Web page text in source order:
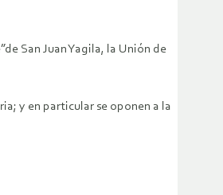
San Juan Yagila, la Unión de
y en particular se oponen a la